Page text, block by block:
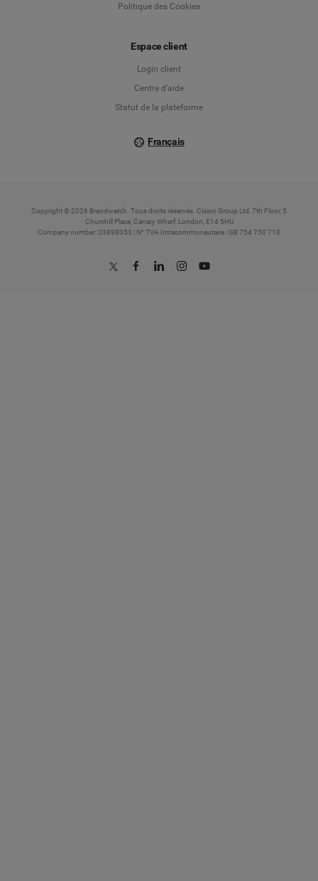
Politique des Cookies
Espace client
Login client
Centre d’aide
Statut de la plateforme
Français
Español
Copyright © 2026 Brandwatch. Tous droits réservés. Cision Group Ltd, 7th Floor, 5
Churchill Place, Canary Wharf, London, E14 5HU
Company number: 03898053 | N° TVA Intracommunautaire : GB 754 750 710